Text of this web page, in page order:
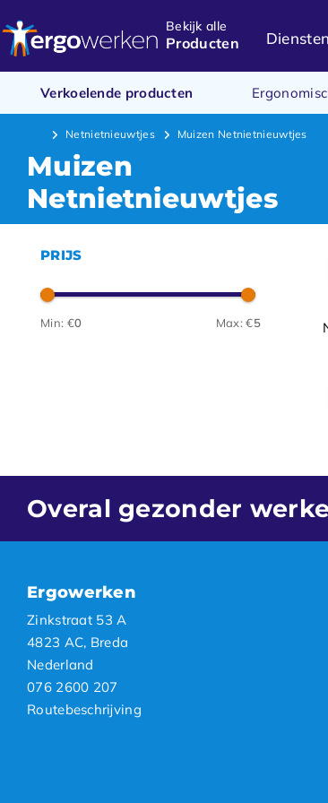
Bekijk alle
Producten Diensten
Verkoelende producten
Netnietnieuwtjes Muizen Netnietnieuwtjes
Muizen
Netnietnieuwtjes
PRIJS
Min: €0 Max: €5
Overal gezonder
Ergowerken
Zinkstraat 53 A
4823 AC, Breda
Nederland
076 2600 207
Routebeschrijving